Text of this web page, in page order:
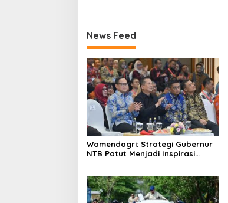
News Feed
Wamendagri: Strategi Gubernur
NTB Patut Menjadi Inspirasi